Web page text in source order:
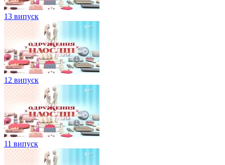
13 випуск
12 випуск
11 випуск